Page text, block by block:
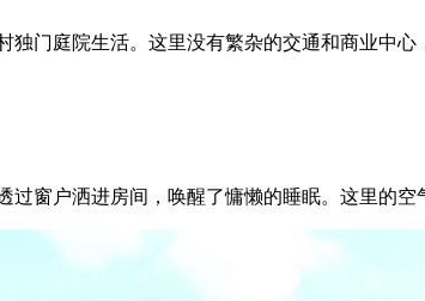
庭院生活。这里没有繁杂的交通和商业中心
户洒进房间，唤醒了慵懒的睡眠。这里的空